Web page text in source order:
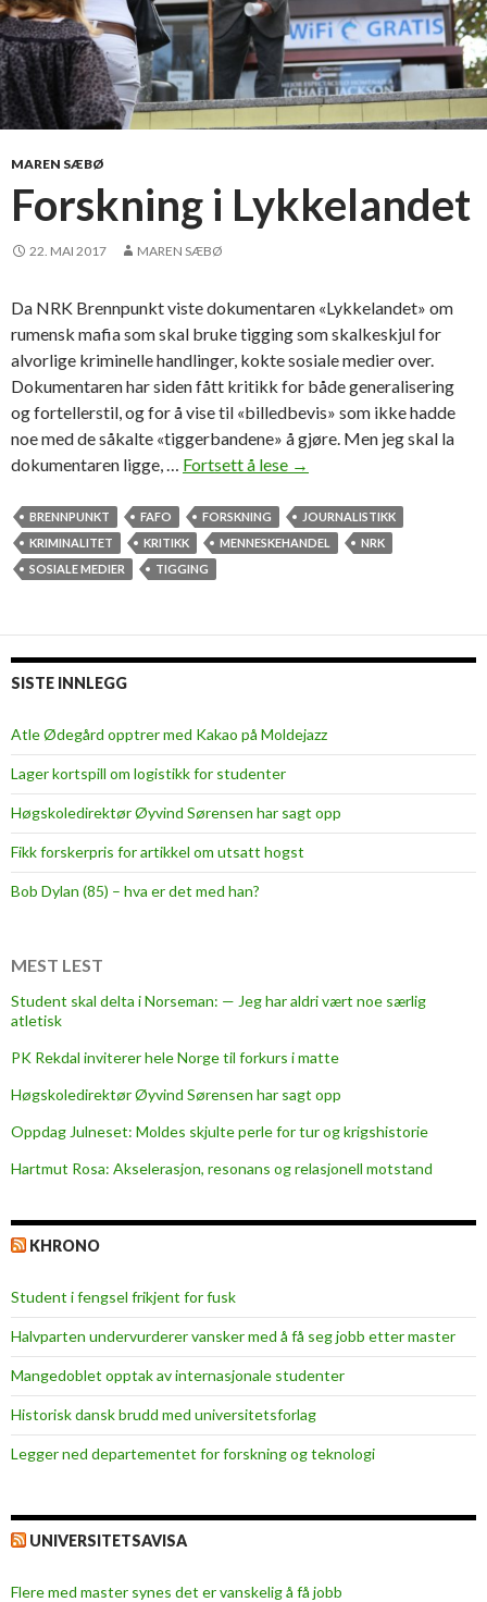
MAREN SÆBØ
Forskning i Lykkelandet
22. MAI 2017 MAREN SÆBØ
Da NRK Brennpunkt viste dokumentaren «Lykkelandet» om
rumensk mafia som skal bruke tigging som skalkeskjul for
alvorlige kriminelle handlinger, kokte sosiale medier over.
Dokumentaren har siden fått kritikk for både generalisering
og fortellerstil, og for å vise til «billedbevis» som ikke hadde
noe med de såkalte «tiggerbandene» å gjøre. Men jeg skal la
dokumentaren ligge, … Fortsett å lese F
r
s
L
y
e
l
→
BRENNPUNKT FAFO FORSKNING
JOURNALISTIKK
KRIMINALITET
KRITIKK MENNESKEHANDEL
NRK
SOSIALE MEDIER
TIGGING
SISTE INNLEGG
Atle Ødegård opptrer med Kakao på Moldejazz
Lager kortspill om logistikk for studenter
Høgskoledirektør Øyvind Sørensen har sagt opp
Fikk forskerpris for artikkel om utsatt hogst
Bob Dylan (85) – hva er det med han?
MEST LEST
Student skal delta i Norseman: — Jeg har aldri vært noe særlig
atletisk
PK Rekdal inviterer hele Norge til forkurs i matte
Høgskoledirektør Øyvind Sørensen har sagt opp
Oppdag Julneset: Moldes skjulte perle for tur og krigshistorie
Hartmut Rosa: Akselerasjon, resonans og relasjonell motstand
KHRONO
Student i fengsel frikjent for fusk
Halvparten undervurderer vansker med å få seg jobb etter master
Mangedoblet opptak av internasjonale studenter
Historisk dansk brudd med universitetsforlag
Legger ned departementet for forskning og teknologi
UNIVERSITETSAVISA
Flere med master synes det er vanskelig å få jobb